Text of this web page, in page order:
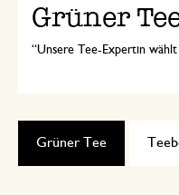
Grüner
Unsere Tee-Expertin wählt für jede Stimmung und für jede Tageszeit die besten Grüntees und Mischungen aus.
Grüner Tee